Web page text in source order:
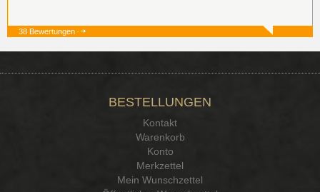
▼
38 Bewertungen
BESTELLUNGEN
Kontakt
Warenkorb
Konto
Merkzettel
Mein Wunschzettel